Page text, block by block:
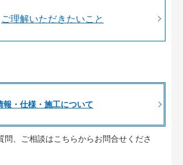
ご理解いただきたいこと
報・仕様・施工について
問、ご相談はこちらからお問合せくださ